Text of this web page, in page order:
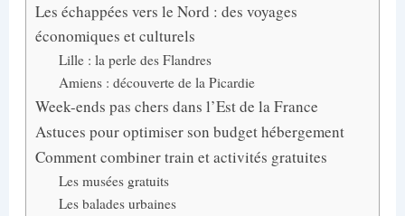
Les échappées vers le Nord : des voyages
économiques et culturels
Lille : la perle des Flandres
Amiens : découverte de la Picardie
Week-ends pas chers dans l’Est de la France
Astuces pour optimiser son budget hébergement
Comment combiner train et activités gratuites
Les musées gratuits
Les balades urbaines